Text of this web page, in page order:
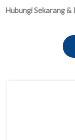
Hubungi Sekarang